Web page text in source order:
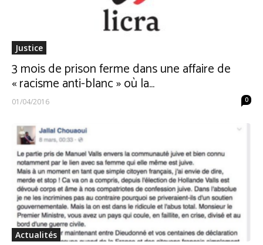
Justice
3 mois de prison ferme dans une affaire de
« racisme anti-blanc » où la...
01/04/2016 0
Actualités